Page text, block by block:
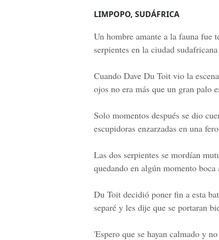
LIMPOPO, SUDÁFRICA
Un hombre amante a la fauna fue
serpientes en la ciudad
Cuando Dave Du Toit vio la
ojos no era más que un gran palo
Solo momentos después se dio
escupidoras enzarzadas en una
Las dos serpientes se mordían
quedando en algún momento
Du Toit decidió poner fin a esta
separé y les dije que se portaran
'Espero que se hayan calmado y